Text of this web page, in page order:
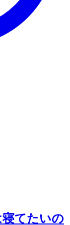
寝てたいの